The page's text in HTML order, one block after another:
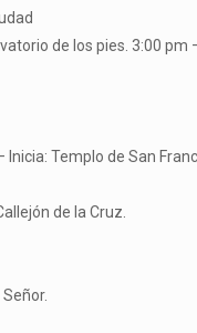
de los pies. 3:00
Templo de San
de la Cruz.